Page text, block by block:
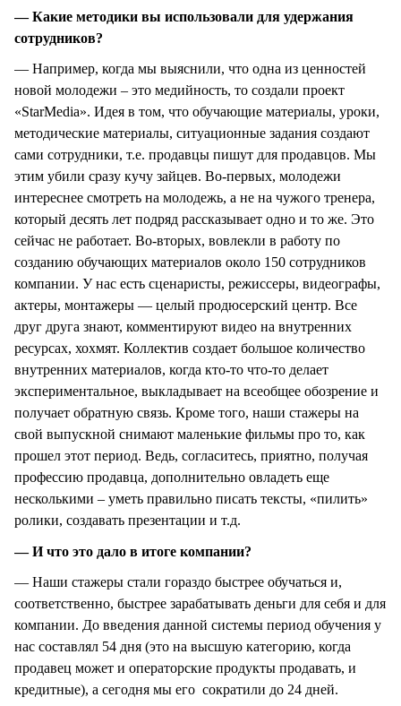
— Какие методики вы использовали для удержания
сотрудников?
— Например, когда мы выяснили, что одна из ценностей
новой молодежи – это медийность, то создали проект
«StarMedia». Идея в том, что обучающие материалы, уроки,
методические материалы, ситуационные задания создают
сами сотрудники, т.е. продавцы пишут для продавцов. Мы
этим убили сразу кучу зайцев. Во-первых, молодежи
интереснее смотреть на молодежь, а не на чужого тренера,
который десять лет подряд рассказывает одно и то же. Это
сейчас не работает. Во-вторых, вовлекли в работу по
созданию обучающих материалов около 150 сотрудников
компании. У нас есть сценаристы, режиссеры, видеографы,
актеры, монтажеры — целый продюсерский центр. Все
друг друга знают, комментируют видео на внутренних
ресурсах, хохмят. Коллектив создает большое количество
внутренних материалов, когда кто-то что-то делает
экспериментальное, выкладывает на всеобщее обозрение и
получает обратную связь. Кроме того, наши стажеры на
свой выпускной снимают маленькие фильмы про то, как
прошел этот период. Ведь, согласитесь, приятно, получая
профессию продавца, дополнительно овладеть еще
несколькими – уметь правильно писать тексты, «пилить»
ролики, создавать презентации и т.д.
— И что это дало в итоге компании?
— Наши стажеры стали гораздо быстрее обучаться и,
соответственно, быстрее зарабатывать деньги для себя и для
компании. До введения данной системы период обучения у
нас составлял 54 дня (это на высшую категорию, когда
продавец может и операторские продукты продавать, и
кредитные), а сегодня мы его сократили до 24 дней.